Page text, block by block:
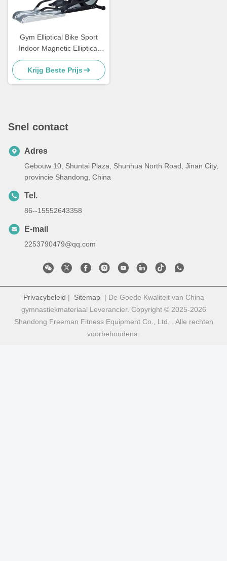
Gym Elliptical Bike Sport
Indoor Magnetic Elliptical
Cross Trainer
Krijg Beste Prijs
Snel contact
Adres
Gebouw 10, Shuntai Plaza, Shunhua North Road, Jinan City,
provincie Shandong, China
Tel.
86--15552643358
E-mail
2253790479@qq.com
Privacybeleid | Sitemap| De Goede Kwaliteit van China
gymnastiekmateriaal Leverancier. Copyright © 2025-2026
Shandong Freeman Fitness Equipment Co., Ltd. . Alle rechten
voorbehoudena.